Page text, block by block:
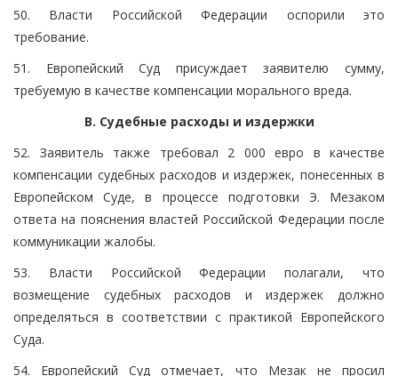
50. Власти Российской Федерации оспорили это
требование.
51. Европейский Суд присуждает заявителю сумму,
требуемую в качестве компенсации морального вреда.
B. Судебные расходы и издержки
52. Заявитель также требовал 2 000 евро в качестве
компенсации судебных расходов и издержек, понесенных в
Европейском Суде, в процессе подготовки Э. Мезаком
ответа на пояснения властей Российской Федерации после
коммуникации жалобы.
53. Власти Российской Федерации полагали, что
возмещение судебных расходов и издержек должно
определяться в соответствии с практикой Европейского
Суда.
54. Европейский Суд отмечает, что Мезак не просил